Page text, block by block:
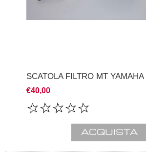
SCATOLA FILTRO MT YAMAHA
€40,00